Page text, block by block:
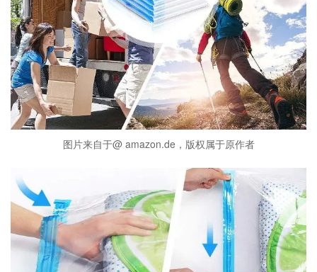
图片来自于@ amazon.de，版权属于原作者